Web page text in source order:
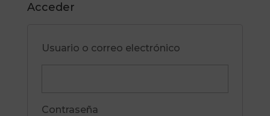
Acceder
Usuario o correo electrónico
Contraseña